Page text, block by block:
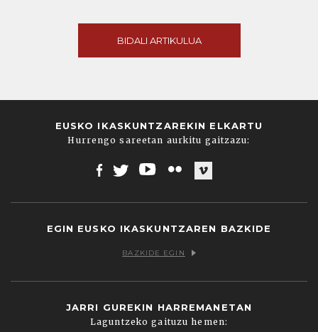
BIDALI ARTIKULUA
EUSKO IKASKUNTZAREKIN ELKARTU
Hurrengo sareetan aurkitu gaitzazu:
EGIN EUSKO IKASKUNTZAREN BAZKIDE
BAZKIDE EGIN
JARRI GUREKIN HARREMANETAN
Laguntzeko gaituzu hemen: